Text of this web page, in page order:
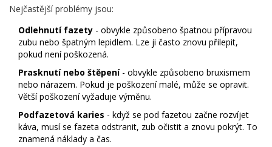
Nejčastější problémy jsou:
Odlehnutí fazety - obvykle způsobeno špatnou přípravou
zubu nebo špatným lepidlem. Lze ji často znovu přilepit,
pokud není poškozená.
Prasknutí nebo štěpení- obvykle způsobeno bruxismem
nebo nárazem. Pokud je poškození malé, může se opravit.
Větší poškození vyžaduje výměnu.
Podfazetová karies - když se pod fazetou začne rozvíjet
káva, musí se fazeta odstranit, zub očistit a znovu pokrýt. To
znamená náklady a čas.